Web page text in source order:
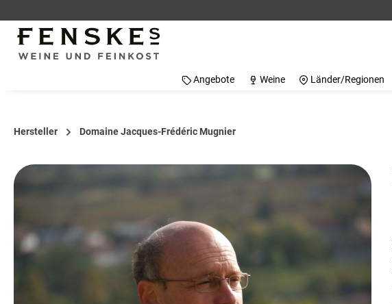
Angebote Weine Länder/Regionen
Hersteller Domaine Jacques-Frédéric Mugnier